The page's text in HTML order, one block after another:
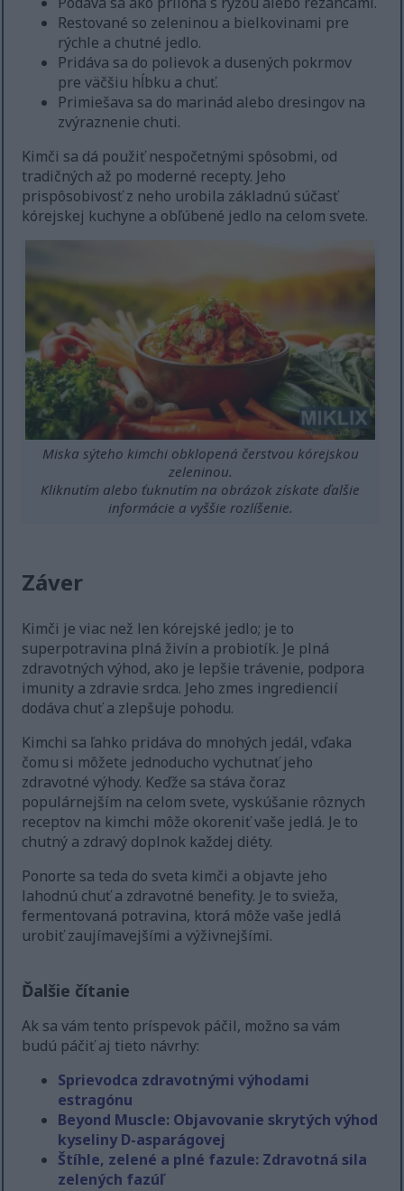
Restované so zeleninou a bielkovinami pre
rýchle a chutné jedlo.
Pridáva sa do polievok a dusených pokrmov
pre väčšiu hĺbku a chuť.
Primiešava sa do marinád alebo dresingov na
zvýraznenie chuti.
Kimči sa dá použiť nespočetnými spôsobmi, od
tradičných až po moderné recepty. Jeho
prispôsobivosť z neho urobila základnú súčasť
kórejskej kuchyne a obľúbené jedlo na celom svete.
Miska sýteho kimchi obklopená čerstvou kórejskou
zeleninou.
Kliknutím alebo ťuknutím na obrázok získate ďalšie
informácie a vyššie rozlíšenie.
Záver
Kimči je viac než len kórejské jedlo; je to
superpotravina plná živín a probiotík. Je plná
zdravotných výhod, ako je lepšie trávenie, podpora
imunity a zdravie srdca. Jeho zmes ingrediencií
dodáva chuť a zlepšuje pohodu.
Kimchi sa ľahko pridáva do mnohých jedál, vďaka
čomu si môžete jednoducho vychutnať jeho
zdravotné výhody. Keďže sa stáva čoraz
populárnejším na celom svete, vyskúšanie rôznych
receptov na kimchi môže okoreniť vaše jedlá. Je to
chutný a zdravý doplnok každej diéty.
Ponorte sa teda do sveta kimči a objavte jeho
lahodnú chuť a zdravotné benefity. Je to svieža,
fermentovaná potravina, ktorá môže vaše jedlá
urobiť zaujímavejšími a výživnejšími.
Ďalšie čítanie
Ak sa vám tento príspevok páčil, možno sa vám
budú páčiť aj tieto návrhy:
Sprievodca zdravotnými výhodami
estragónu
Beyond Muscle: Objavovanie skrytých výhod
kyseliny D-asparágovej
Štíhle, zelené a plné fazule: Zdravotná sila
zelených fazúľ